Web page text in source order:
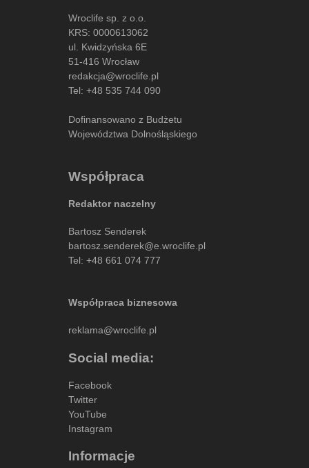
Wroclife sp. z o.o.
KRS: 0000613062
ul. Kwidzyńska 6E
51-416 Wrocław
redakcja@wroclife.pl
Tel: +48 535 744 090
Dofinansowano z Budżetu
Województwa Dolnośląskiego
Współpraca
Redaktor naczelny
Bartosz Senderek
bartosz.senderek@e.wroclife.pl
Tel: +48 661 074 777
Współpraca biznesowa
reklama@wroclife.pl
Social media:
Facebook
Twitter
YouTube
Instagram
Informacje